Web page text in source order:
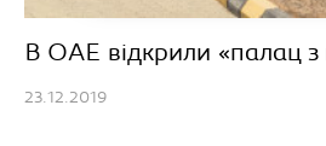
В ОАЕ відкрили «палац
23.12.2019